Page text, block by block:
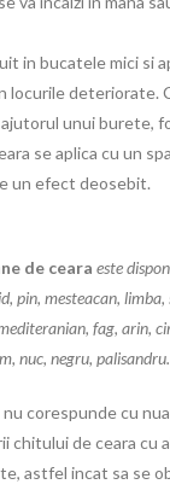
in bucatele mici si
locurile deteriorate.
unui burete,
se aplica cu un
un efect deosebit.
de ceara este
pin, mesteacan, limba,
fag, arin,
nuc, negru, palisandru.
corespunde cu
chitului de ceara cu
astfel incat sa se